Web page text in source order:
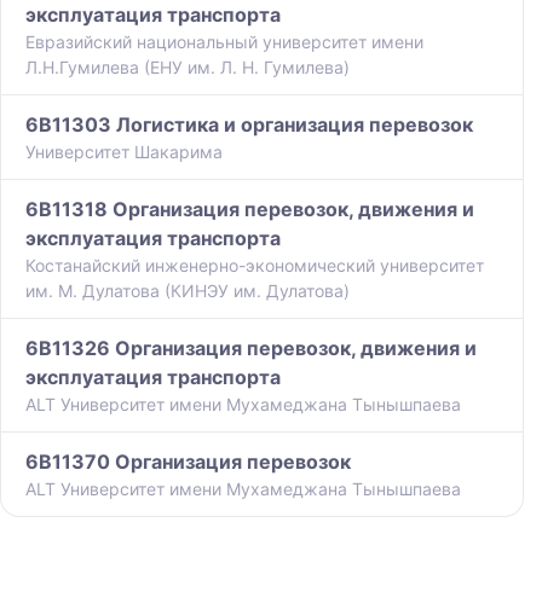
эксплуатация транспорта
Евразийский национальный университет имени
Л.Н.Гумилева (ЕНУ им. Л. Н. Гумилева)
6B11303 Логистика и организация перевозок
Университет Шакарима
6B11318 Организация перевозок, движения и
эксплуатация транспорта
Костанайский инженерно-экономический университет
им. М. Дулатова (КИНЭУ им. Дулатова)
6B11326 Организация перевозок, движения и
эксплуатация транспорта
ALT Университет имени Мухамеджана Тынышпаева
6B11370 Организация перевозок
ALT Университет имени Мухамеджана Тынышпаева